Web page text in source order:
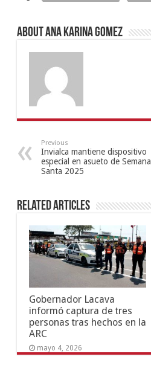
About Ana Karina Gomez
Previous
Invialca mantiene dispositivo
especial en asueto de Semana
Santa 2025
Related Articles
Gobernador Lacava
informó captura de tres
personas tras hechos en la
ARC
mayo 4, 2026